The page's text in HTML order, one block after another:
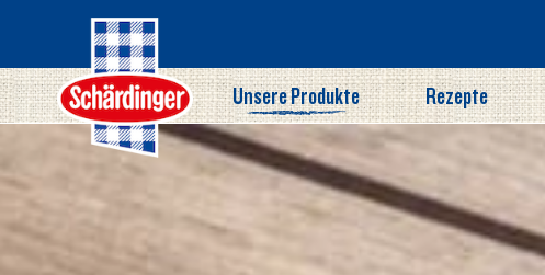
Unsere Produkte Rezepte